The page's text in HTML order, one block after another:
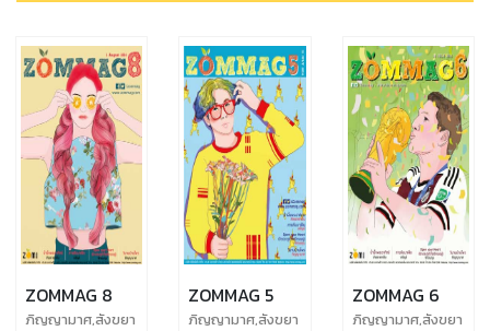
ZOMMAG 8
ภิญญามาศ,สังขยา
ZOMMAG 5
ภิญญามาศ,สังขยา
ZOMMAG 6
ภิญญามาศ,สังขยา